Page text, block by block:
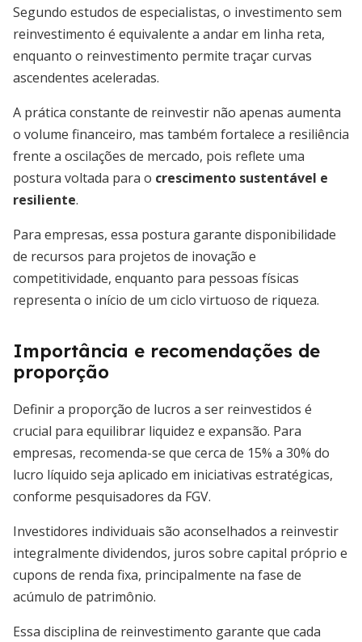
Segundo estudos de especialistas, o investimento sem
reinvestimento é equivalente a andar em linha reta,
enquanto o reinvestimento permite traçar curvas
ascendentes aceleradas.
A prática constante de reinvestir não apenas aumenta
o volume financeiro, mas também fortalece a resiliência
frente a oscilações de mercado, pois reflete uma
postura voltada para o crescimento sustentável e
resiliente.
Para empresas, essa postura garante disponibilidade
de recursos para projetos de inovação e
competitividade, enquanto para pessoas físicas
representa o início de um ciclo virtuoso de riqueza.
Importância e recomendações de
proporção
Definir a proporção de lucros a ser reinvestidos é
crucial para equilibrar liquidez e expansão. Para
empresas, recomenda-se que cerca de 15% a 30% do
lucro líquido seja aplicado em iniciativas estratégicas,
conforme pesquisadores da FGV.
Investidores individuais são aconselhados a reinvestir
integralmente dividendos, juros sobre capital próprio e
cupons de renda fixa, principalmente na fase de
acúmulo de patrimônio.
Essa disciplina de reinvestimento garante que cada